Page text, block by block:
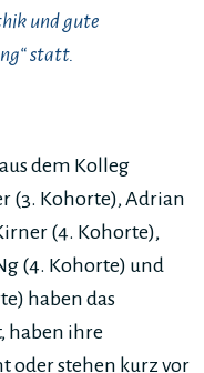
und gute
statt.
dem Kolleg
(3. Kohorte), Adrian
(4. Kohorte),
(4. Kohorte) und
haben das
haben ihre
oder stehen kurz vor